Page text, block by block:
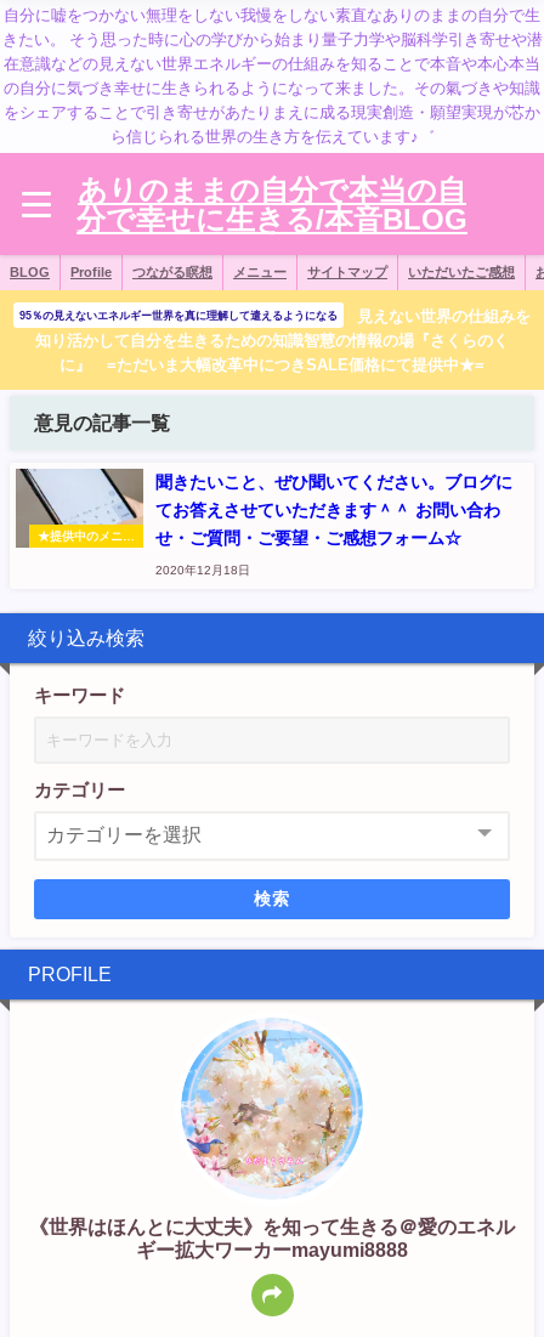
自分に嘘をつかない無理をしない我慢をしない素直なありのままの自分で生
きたい。 そう思った時に心の学びから始まり量子力学や脳科学引き寄せや潜
在意識などの見えない世界エネルギーの仕組みを知ることで本音や本心本当
の自分に気づき幸せに生きられるようになって来ました。その氣づきや知識
をシェアすることで引き寄せがあたりまえに成る現実創造・願望実現が芯か
ら信じられる世界の生き方を伝えています♪゛
ありのままの自分で本当の自
分で幸せに生きる/本音BLOG
BLOG Profile つながる瞑想 メニュー サイトマップ いただいたご感想
95％の見えないエネルギー世界を真に理解して遣えるようになる
見えない世界の仕組みを
知り活かして自分を生きるための知識智慧の情報の場『さくらのく
に』 =ただいま大幅改革中につきSALE価格にて提供中★=
意見の記事一覧
★提供中のメニュ
聞きたいこと、ぜひ聞いてください。ブログに
てお答えさせていただきます＾＾ お問い合わ
せ・ご質問・ご要望・ご感想フォーム☆
2020年12月18日
絞り込み検索
キーワード
カテゴリー
検索
PROFILE
《世界はほんとに大丈夫》を知って生きる＠愛のエネル
ギー拡大ワーカーmayumi8888